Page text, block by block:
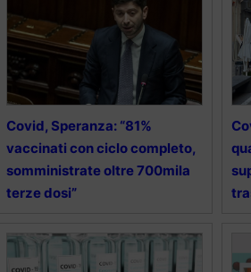
Covid, Speranza: “81%
vaccinati con ciclo completo,
somministrate oltre 700mila
terze dosi”